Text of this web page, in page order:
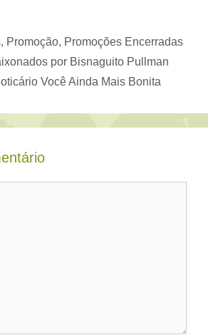
, Promoção, Promoções Encerradas
por Bisnaguito Pullman
Você Ainda Mais Bonita